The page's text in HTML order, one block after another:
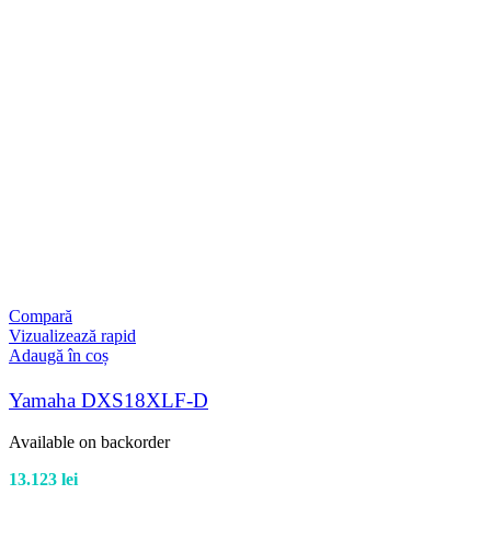
Compară
Vizualizează rapid
Adaugă în coș
Yamaha DXS18XLF-D
Available on backorder
13.123 lei